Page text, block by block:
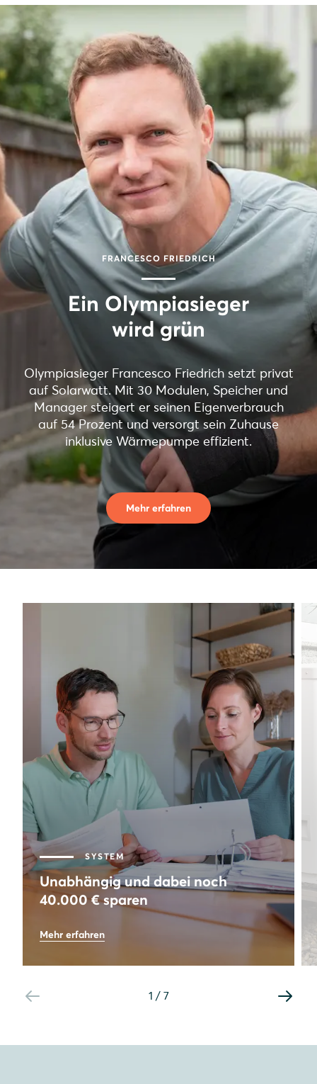
FRANCESCO FRIEDRICH
Ein Olympiasieger
wird grün
Olympiasieger Francesco Friedrich setzt privat
auf Solarwatt. Mit 30 Modulen, Speicher und
Manager steigert er seinen Eigenverbrauch
auf 54 Prozent und versorgt sein Zuhause
inklusive Wärmepumpe effizient.
Mehr erfahren
SYSTEM
Unabhängig und dabei noch
40.000 € sparen
Autarkie
8,64 kWp
Mehr erfahren
1 / 7